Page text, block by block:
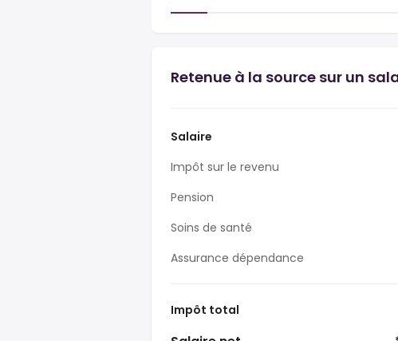
Retenue à la source sur un
Salaire
Impôt sur le revenu
Pension
Soins de santé
Assurance dépendance
Impôt total